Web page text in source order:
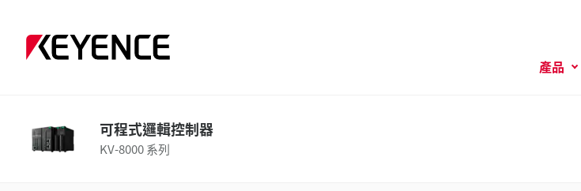
產品
可程式邏輯控制器
KV-8000 系列